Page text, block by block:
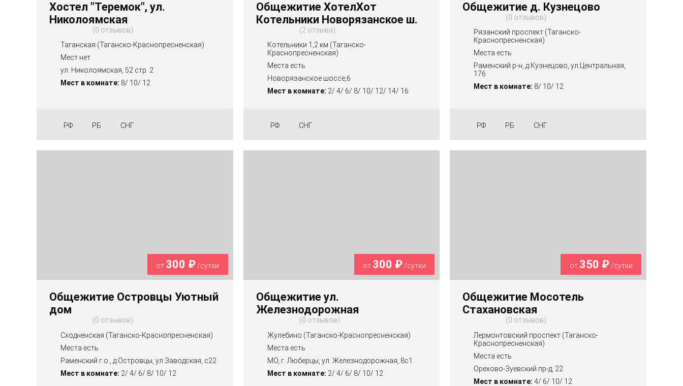
Хостел "Теремок", ул.
Николоямская
0 отзывов
Таганская (Таганско-Краснопресненская)
Мест нет
ул. Николоямская, 52 стр. 2
Мест в комнате: 8/ 10/ 12
РФ РБ СНГ
Общежитие ХотелХот
Котельники Новорязанское ш.
2 отзыва
Котельники 1,2 км (Таганско-
Краснопресненская)
Места есть
Новорязанское шоссе,6
Мест в комнате: 2/ 4/ 6/ 8/ 10/ 12/ 14/ 16
РФ СНГ
Общежитие д. Кузнецово
0 отзывов
Рязанский проспект (Таганско-
Краснопресненская)
Места есть
Раменский р-н, д.Кузнецово, ул.Центральная,
176
Мест в комнате: 8/ 10/ 12
РФ РБ СНГ
от 300 ₽/сутки
Общежитие Островцы Уютный
дом
0 отзывов
Сходненская (Таганско-Краснопресненская)
Места есть
Раменский г.о., д.Островцы, ул Заводская, с22
Мест в комнате: 2/ 4/ 6/ 8/ 10/ 12
от 300 ₽/сутки
Общежитие ул.
Железнодорожная
0 отзывов
Жулебино (Таганско-Краснопресненская)
Места есть
МО, г. Люберцы, ул. Железнодорожная, 8с1
Мест в комнате: 2/ 4/ 6/ 8/ 10/ 12
от 350 ₽/сутки
Общежитие Мосотель
Стахановская
0 отзывов
Лермонтовский проспект (Таганско-
Краснопресненская)
Места есть
Орехово-Зуевский пр-д, 22
Мест в комнате: 4/ 6/ 10/ 12